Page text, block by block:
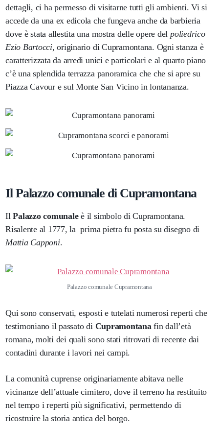
dettagli, ci ha permesso di visitarne tutti gli ambienti. Vi si
accede da una ex edicola che fungeva anche da barbieria
dove è stata allestita una mostra delle opere del poliedrico
Ezio Bartocci, originario di Cupramontana. Ogni stanza è
caratterizzata da arredi unici e particolari e al quarto piano
c’è una splendida terrazza panoramica che che si apre su
Piazza Cavour e sul Monte San Vicino in lontananza.
Il Palazzo comunale di Cupramontana
IlPalazzo comunaleè il simbolo di Cupramontana.
Risalente al 1777, la prima pietra fu posta su disegno di
Mattia Capponi.
Palazzo comunale Cupramontana
Qui sono conservati, esposti e tutelati numerosi reperti che
testimoniano il passato di Cupramontana fin dall’età
romana, molti dei quali sono stati ritrovati di recente dai
contadini durante i lavori nei campi.
La comunità cuprense originariamente abitava nelle
vicinanze dell’attuale cimitero, dove il terreno ha restituito
nel tempo i reperti più significativi, permettendo di
ricostruire la storia antica del borgo.